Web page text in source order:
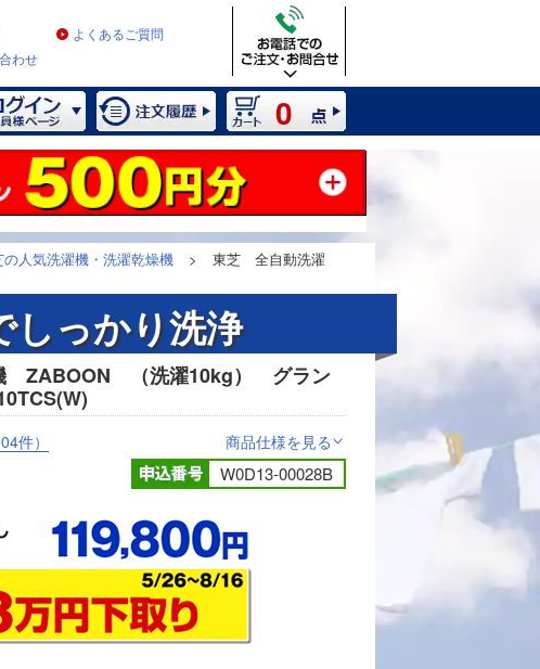
よくあるご質問
わせ
0
の人気洗濯機・洗濯乾燥機 >
東芝 全自動洗濯
しっかり洗浄
2 / 19
ZABOON （洗濯10kg） グラン
件） 商品仕様を見る>
W0D13-00028B